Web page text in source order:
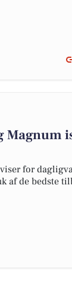
for
af de bedste